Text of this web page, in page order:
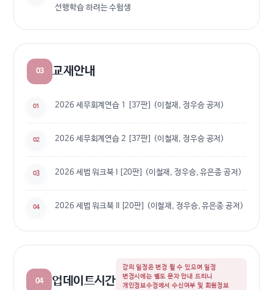
선행학습 하려는 수험생
03 교재안내
01 2026 세무회계연습 1 [37판] (이철재, 정우승 공저)
02 2026 세무회계연습 2 [37판] (이철재, 정우승 공저)
03 2026 세법 워크북 I [20판] (이철재, 정우승, 유은종 공저)
04 2026 세법 워크북 II [20판] (이철재, 정우승, 유은종 공저)
04 업데이트시간
강의 일정은 변경 될 수 있으며 일정
변경시에는 별도 문자 안내 드리니
개인정보수정에서 수신여부 및 회원정보